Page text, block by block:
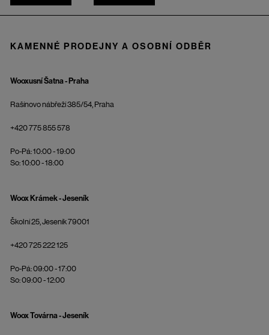
KAMENNÉ PRODEJNY A OSOBNÍ ODBĚR
Wooxusní Šatna - Praha
Rašínovo nábřeží 385/54, Praha
+420 775 855 578
Po-Pá: 10:00 - 19:00
So: 10:00 - 18:00
Woox Krámek - Jeseník
Školní 25, Jeseník 79001
+420 725 222 125
Po-Pá: 09:00 - 17:00
So: 09:00 - 12:00
Woox Továrna - Jeseník